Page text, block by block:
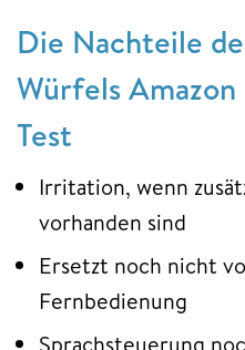
Die Nachteile
Würfels
Test
Irritation, wenn
vorhanden sind
Ersetzt noch nicht
Fernbedienung
Sprachsteuerung